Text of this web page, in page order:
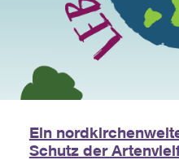
Ein
Schutz der